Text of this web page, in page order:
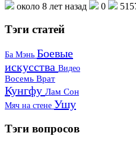
около 8 лет назад
0
Тэги статей
Ба Мэнь Боевые
искусства Видео
Восемь Врат
Кунгфу Лам Сон
Мяч на стене Ушу
Тэги вопросов